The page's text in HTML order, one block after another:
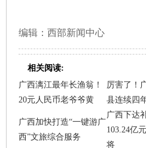
编辑：西部新闻中心
相关阅读:
广西漓江最年长渔翁！
20元人民币老爷爷黄
厉害了！
县连续四
广西加快打造“一键游广
西”文旅综合服务
广西下达
103.24亿
将